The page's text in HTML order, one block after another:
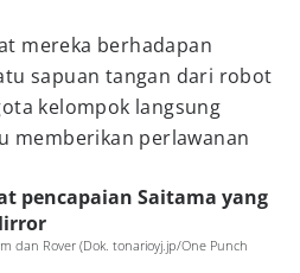
mereka berhadapan
sapuan tangan dari robot
kelompok langsung
memberikan perlawanan
pencapaian Saitama yang
dan Rover (Dok. tonarioyj.jp/One Punch